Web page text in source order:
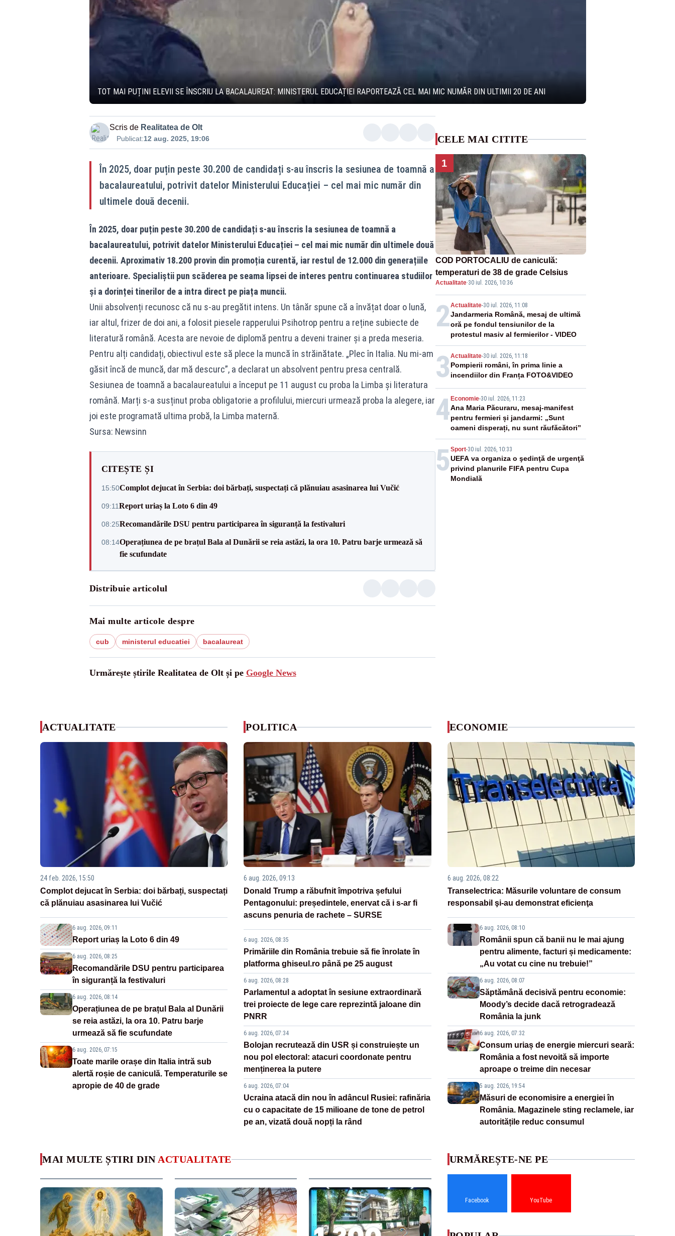
TOT MAI PUȚINI ELEVII SE ÎNSCRIU LA BACALAUREAT: MINISTERUL EDUCAȚIEI RAPORTEAZĂ CEL MAI MIC NUMĂR DIN ULTIMII 20 DE ANI
Scris de Realitatea de Olt
Publicat:12 aug. 2025, 19:06
În 2025, doar puțin peste 30.200 de candidați s-au înscris la sesiunea de toamnă a
bacalaureatului, potrivit datelor Ministerului Educației – cel mai mic număr din
ultimele două decenii.
În 2025, doar puțin peste 30.200 de candidați s-au înscris la sesiunea de toamnă a
bacalaureatului, potrivit datelor Ministerului Educației – cel mai mic număr din ultimele două
decenii. Aproximativ 18.200 provin din promoția curentă, iar restul de 12.000 din generațiile
anterioare. Specialiștii pun scăderea pe seama lipsei de interes pentru continuarea studiilor
și a dorinței tinerilor de a intra direct pe piața muncii.
Unii absolvenți recunosc că nu s-au pregătit intens. Un tânăr spune că a învățat doar o lună,
iar altul, frizer de doi ani, a folosit piesele rapperului Psihotrop pentru a reține subiecte de
literatură română. Acesta are nevoie de diplomă pentru a deveni trainer și a preda meseria.
Pentru alți candidați, obiectivul este să plece la muncă în străinătate. „Plec în Italia. Nu mi-am
găsit încă de muncă, dar mă descurc”, a declarat un absolvent pentru presa centrală.
Sesiunea de toamnă a bacalaureatului a început pe 11 august cu proba la Limba și literatura
română. Marți s-a susținut proba obligatorie a profilului, miercuri urmează proba la alegere, iar
joi este programată ultima probă, la Limba maternă.
Sursa: Newsinn
CITEȘTE ȘI
15:50Complot dejucat în Serbia: doi bărbați, suspectați că plănuiau asasinarea lui Vučić
09:11Report uriaș la Loto 6 din 49
08:25Recomandările DSU pentru participarea în siguranță la festivaluri
08:14Operațiunea de pe brațul Bala al Dunării se reia astăzi, la ora 10. Patru barje urmează să
fie scufundate
Distribuie articolul
Mai multe articole despre
cub ministerul educatiei bacalaureat
Urmărește știrile Realitatea de Olt și pe Google News
CELE MAI CITITE
1
COD PORTOCALIU de caniculă:
temperaturi de 38 de grade Celsius
Actualitate·30 iul. 2026, 10:36
2Actualitate-30 iul. 2026, 11:08
Jandarmeria Română, mesaj de ultimă
oră pe fondul tensiunilor de la
protestul masiv al fermierilor - VIDEO
3 Actualitate-30 iul. 2026, 11:18
Pompierii români, în prima linie a
incendiilor din Franța FOTO&VIDEO
4 Economie-30 iul. 2026, 11:23
Ana Maria Păcuraru, mesaj-manifest
pentru fermieri și jandarmi: „Sunt
oameni disperați, nu sunt răufăcători”
5 Sport-30 iul. 2026, 10:33
UEFA va organiza o şedinţă de urgenţă
privind planurile FIFA pentru Cupa
Mondială
ACTUALITATE
24 feb. 2026, 15:50
Complot dejucat în Serbia: doi bărbați, suspectați
că plănuiau asasinarea lui Vučić
6 aug. 2026, 09:11
Report uriaș la Loto 6 din 49
6 aug. 2026, 08:25
Recomandările DSU pentru participarea
în siguranță la festivaluri
6 aug. 2026, 08:14
Operațiunea de pe brațul Bala al Dunării
se reia astăzi, la ora 10. Patru barje
urmează să fie scufundate
6 aug. 2026, 07:15
Toate marile orașe din Italia intră sub
alertă roșie de caniculă. Temperaturile se
apropie de 40 de grade
POLITICA
6 aug. 2026, 09:13
Donald Trump a răbufnit împotriva șefului
Pentagonului: președintele, enervat că i s-ar fi
ascuns penuria de rachete – SURSE
6 aug. 2026, 08:35
Primăriile din România trebuie să fie înrolate în
platforma ghiseul.ro până pe 25 august
6 aug. 2026, 08:28
Parlamentul a adoptat în sesiune extraordinară
trei proiecte de lege care reprezintă jaloane din
PNRR
6 aug. 2026, 07:34
Bolojan recrutează din USR și construiește un
nou pol electoral: atacuri coordonate pentru
menținerea la putere
6 aug. 2026, 07:04
Ucraina atacă din nou în adâncul Rusiei: rafinăria
cu o capacitate de 15 milioane de tone de petrol
pe an, vizată două nopți la rând
ECONOMIE
6 aug. 2026, 08:22
Transelectrica: Măsurile voluntare de consum
responsabil şi-au demonstrat eficienţa
6 aug. 2026, 08:10
Românii spun că banii nu le mai ajung
pentru alimente, facturi și medicamente:
„Au votat cu cine nu trebuie!”
6 aug. 2026, 08:07
Săptămână decisivă pentru economie:
Moody’s decide dacă retrogradează
România la junk
6 aug. 2026, 07:32
Consum uriaș de energie miercuri seară:
România a fost nevoită să importe
aproape o treime din necesar
5 aug. 2026, 19:54
Măsuri de economisire a energiei în
România. Magazinele sting reclamele, iar
autoritățile reduc consumul
MAI MULTE ȘTIRI DIN ACTUALITATE URMĂREȘTE-NE PE
Facebook YouTube